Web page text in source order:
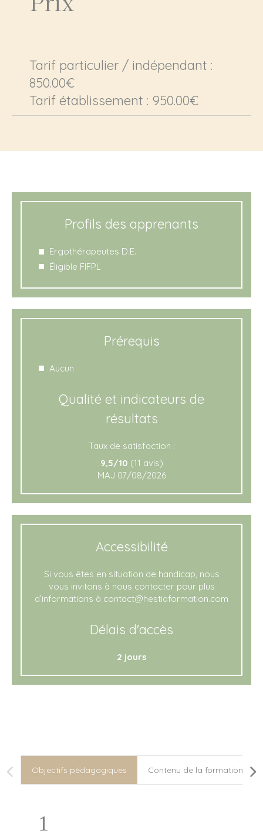
Tarif particulier / indépendant :
850.00€
Tarif établissement : 950.00€
Profils des apprenants
Ergothérapeutes D.E.
Éligible FIFPL
Prérequis
Aucun
Qualité et indicateurs de
résultats
Taux de satisfaction :
9,5/10 (11 avis)
MAJ 07/08/2026
Accessibilité
Si vous êtes en situation de handicap, nous
vous invitons à nous contacter pour plus
d’informations à contact@hestiaformation.com
Délais d'accès
2 jours
Objectifs pédagogiques Contenu de la formation
1